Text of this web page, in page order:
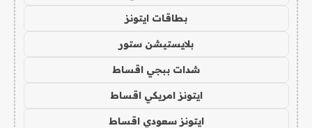
بطاقات ايتونز
بلايستيشن ستور
شدات ببجي اقساط
ايتونز امريكي اقساط
ايتونز سعودي اقساط